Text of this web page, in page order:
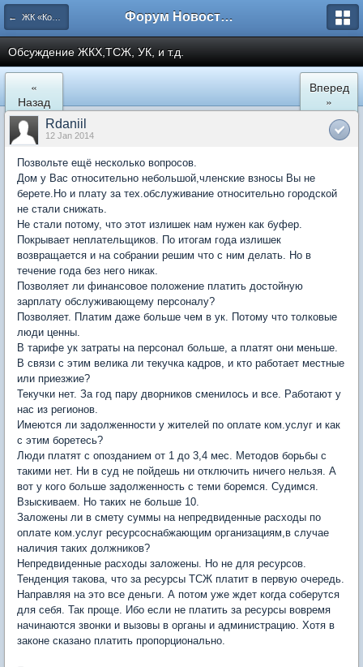
← ЖК «Комфортный КВАРТАЛ» Форум Новостройки
Обсуждение ЖКХ,ТСЖ, УК, и т.д.
«
Назад
Вперед
»
Rdaniil
12 Jan 2014
Позвольте ещё несколько вопросов.
Дом у Вас относительно небольшой,членские взносы Вы не
берете.Но и плату за тех.обслуживание относительно городской
не стали снижать.
Не стали потому, что этот излишек нам нужен как буфер.
Покрывает неплательщиков. По итогам года излишек
возвращается и на собрании решим что с ним делать. Но в
течение года без него никак.
Позволяет ли финансовое положение платить достойную
зарплату обслуживающему персоналу?
Позволяет. Платим даже больше чем в ук. Потому что толковые
люди ценны.
В тарифе ук затраты на персонал больше, а платят они меньше.
В связи с этим велика ли текучка кадров, и кто работает местные
или приезжие?
Текучки нет. За год пару дворников сменилось и все. Работают у
нас из регионов.
Имеются ли задолженности у жителей по оплате ком.услуг и как
с этим боретесь?
Люди платят с опозданием от 1 до 3,4 мес. Методов борьбы с
такими нет. Ни в суд не пойдешь ни отключить ничего нельзя. А
вот у кого больше задолженность с теми боремся. Судимся.
Взыскиваем. Но таких не больше 10.
Заложены ли в смету суммы на непредвиденные расходы по
оплате ком.услуг ресурсоснабжающим организациям,в случае
наличия таких должников?
Непредвиденные расходы заложены. Но не для ресурсов.
Тенденция такова, что за ресурсы ТСЖ платит в первую очередь.
Направляя на это все деньги. А потом уже ждет когда соберутся
для себя. Так проще. Ибо если не платить за ресурсы вовремя
начинаются звонки и вызовы в органы и администрацию. Хотя в
законе сказано платить пропорционально.